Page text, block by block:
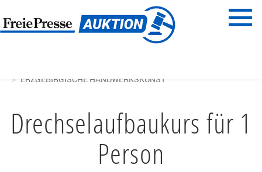
Menü
ERZGEBIRGISCHE HANDWERKSKUNST
Drechselaufbaukurs für 1
Person